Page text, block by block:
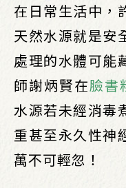
在日常生活中，
天然水源就是安
處理的水體可能
師謝炳賢在臉書
水源若未經消毒
重甚至永久性神
萬不可輕忽！